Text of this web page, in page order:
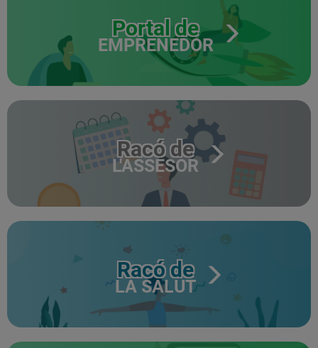
Portal de
EMPRENEDOR
Racó de
L'ASSESOR
Racó de
LA SALUT